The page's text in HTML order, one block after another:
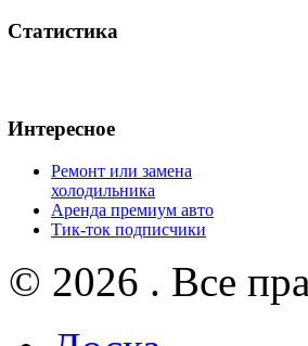
Статистика
Интересное
Ремонт или замена
холодильника
Аренда премиум авто
Тик-ток подписчики
© 2026 . Все